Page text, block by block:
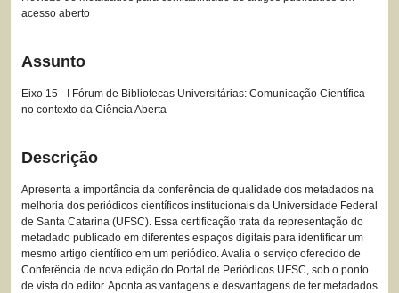
acesso aberto
Assunto
Eixo 15 - I Fórum de Bibliotecas Universitárias: Comunicação Científica
no contexto da Ciência Aberta
Descrição
Apresenta a importância da conferência de qualidade dos metadados na
melhoria dos periódicos científicos institucionais da Universidade Federal
de Santa Catarina (UFSC). Essa certificação trata da representação do
metadado publicado em diferentes espaços digitais para identificar um
mesmo artigo científico em um periódico. Avalia o serviço oferecido de
Conferência de nova edição do Portal de Periódicos UFSC, sob o ponto
de vista do editor. Aponta as vantagens e desvantagens de ter metadados